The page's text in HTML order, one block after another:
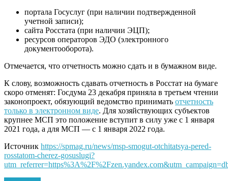
портала Госуслуг (при наличии подтвержденной
учетной записи);
сайта Росстата (при наличии ЭЦП);
ресурсов операторов ЭДО (электронного
документооборота).
Отмечается, что отчетность можно сдать и в бумажном виде.
К слову, возможность сдавать отчетность в Росстат на бумаге
скоро отменят: Госдума 23 декабря приняла в третьем чтении
законопроект, обязующий ведомство принимать отчетность
только в электронном виде. Для хозяйствующих субъектов
крупнее МСП это положение вступит в силу уже с 1 января
2021 года, а для МСП — с 1 января 2022 года.
Источник https://spmag.ru/news/msp-smogut-otchitatsya-pered-
rosstatom-cherez-gosuslugi?